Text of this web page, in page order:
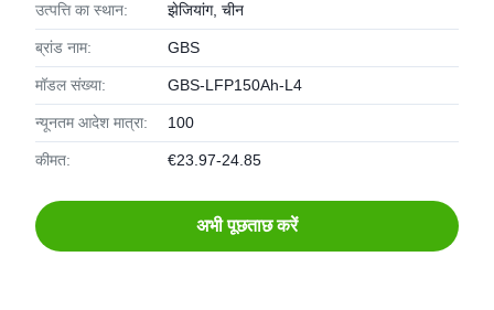
उत्पत्ति का स्थान: झेजियांग, चीन
ब्रांड नाम: GBS
मॉडल संख्या: GBS-LFP150Ah-L4
न्यूनतम आदेश मात्रा: 100
कीमत: €23.97-24.85
अभी पूछताछ करें